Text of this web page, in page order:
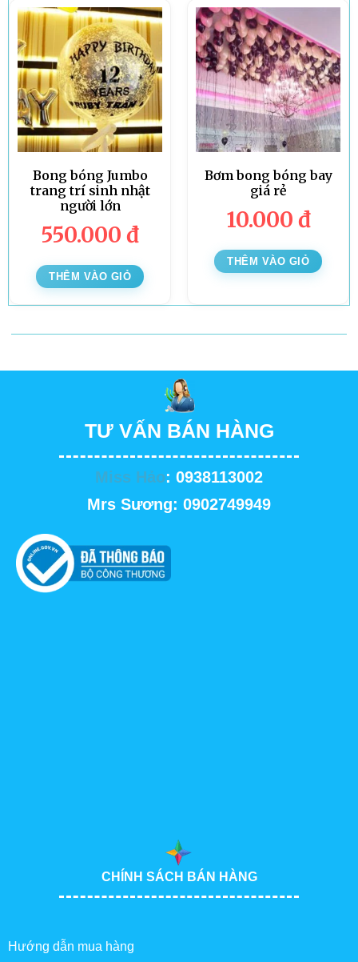
Bong bóng Jumbo
trang trí sinh nhật
người lớn
550.000 đ
THÊM VÀO GIỎ
Bơm bong bóng bay
giá rẻ
10.000 đ
THÊM VÀO GIỎ
TƯ VẤN BÁN HÀNG
Miss Hảo: 0938113002
Mrs Sương: 0902749949
CHÍNH SÁCH BÁN HÀNG
Hướng dẫn mua hàng